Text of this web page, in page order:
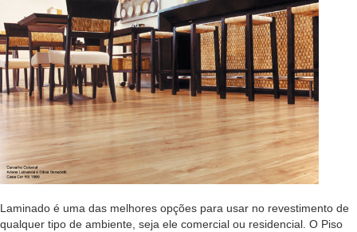
PORTFÓLIO DE OBRAS
VÍDEOS
LOCALIZAÇÃO
Laminado é uma das melhores opções para usar no revestimento de
qualquer tipo de ambiente, seja ele comercial ou residencial. O Piso